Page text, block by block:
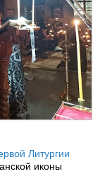
Литургии
иконы